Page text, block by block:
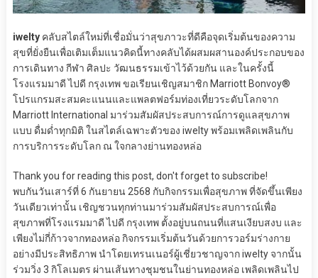
iwelty คลับสไตล์ใหม่ที่เชื่อมั่นว่าสุขภาวะที่ดีคือจุดเริ่มต้นของความ
สุขที่ยั่งยืนเพื่อเติมเต็มแนวคิดนี้ทางคลับได้ผสมผสานองค์ประกอบของ
การเดินทาง กีฬา ศิลปะ วัฒนธรรมเข้าไว้ด้วยกัน และในครั้งนี้
โรงแรมมาดี ไปดี กรุงเทพ ขอเรียนเชิญสมาชิก Marriott Bonvoy®
โปรแกรมสะสมคะแนนและแพลตฟอร์มท่องเที่ยวระดับโลกจาก
Marriott International มาร่วมสัมผัสประสบการณ์การดูแลสุขภาพ
แบบ ดื่มด่ำทุกมิติ ในสไตล์เฉพาะตัวของ iwelty พร้อมเพลิดเพลินกับ
การบริการระดับโลก ณ ใจกลางย่านทองหล่อ
Thank you for reading this post, don't forget to subscribe!
พบกันวันเสาร์ที่ 6 กันยายน 2568 กับกิจกรรมเพื่อสุขภาพ ที่จัดขึ้นเพียง
วันเดียวเท่านั้น เชิญชวนทุกท่านมาร่วมสัมผัสประสบการณ์เพื่อ
สุขภาพที่โรงแรมมาดี ไปดี กรุงเทพ ตั้งอยู่บนถนนที่แสนเงียบสงบ และ
เพียงไม่กี่ก้าวจากทองหล่อ กิจกรรมเริ่มต้นวันด้วยการวอร์มร่างกาย
อย่างมีประสิทธิภาพ นำโดยเทรนเนอร์ผู้เชี่ยวชาญจาก iwelty จากนั้น
ร่วมวิ่ง 3 กิโลเมตร ผ่านเส้นทางชุมชนในย่านทองหล่อ เพลิดเพลินไป